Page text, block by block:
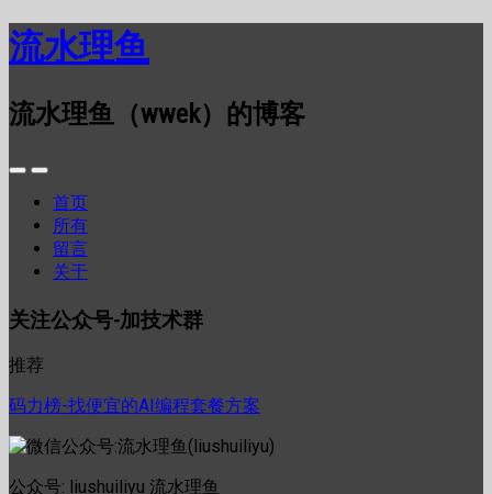
流水理鱼
流水理鱼（wwek）的博客
首页
所有
留言
关于
关注公众号-加技术群
推荐
码力榜-找便宜的AI编程套餐方案
公众号: liushuiliyu 流水理鱼